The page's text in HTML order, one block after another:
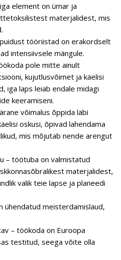
element on ümar ja
materjalidest, mis
tööriistad on erakordselt
intensiivsele mängule.
pole mitte ainult
kujutlusvõimet ja käelisi
iga laps leiab endale midagi
keeramiseni.
võimalus õppida läbi
oskusi, õpivad lahendama
mis mõjutab nende arengut
– töötuba on valmistatud
materjalidest,
valik teie lapse ja planeedi
meisterdamislaud,
– töökoda on Euroopa
testitud, seega võite olla